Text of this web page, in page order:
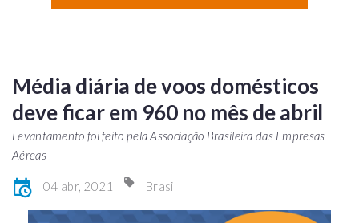
Média diária de voos domésticos
deve ficar em 960 no mês de abril
Levantamento foi feito pela Associação Brasileira das Empresas
Aéreas
04 abr, 2021 Brasil